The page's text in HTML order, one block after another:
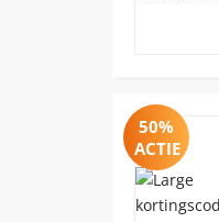
50%
ACTIE